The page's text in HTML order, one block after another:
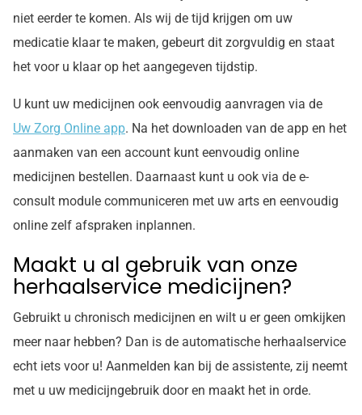
niet eerder te komen. Als wij de tijd krijgen om uw
medicatie klaar te maken, gebeurt dit zorgvuldig en staat
het voor u klaar op het aangegeven tijdstip.
U kunt uw medicijnen ook eenvoudig aanvragen via de
Uw Zorg Online app. Na het downloaden van de app en het
aanmaken van een account kunt eenvoudig online
medicijnen bestellen. Daarnaast kunt u ook via de e-
consult module communiceren met uw arts en eenvoudig
online zelf afspraken inplannen.
Maakt u al gebruik van onze
herhaalservice medicijnen?
Gebruikt u chronisch medicijnen en wilt u er geen omkijken
meer naar hebben? Dan is de automatische herhaalservice
echt iets voor u! Aanmelden kan bij de assistente, zij neemt
met u uw medicijngebruik door en maakt het in orde.